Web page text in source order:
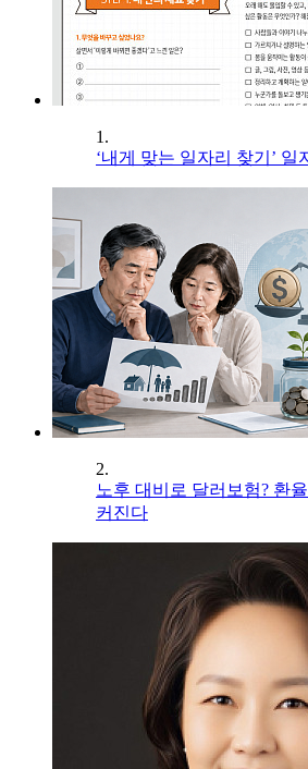
1.
‘내게 맞는 일자리 찾기’ 일
2.
노후 대비로 달러보험? 환
커진다